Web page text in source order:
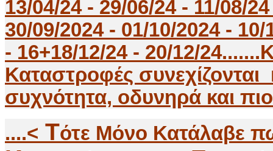
13/04/24 - 29/06/24 - 11/08/
30/09/2024 - 01/10/2024 -
- 16+18/12/24 - 20/12/
Καταστροφές
συχνότητα, οδυνηρά και
....< Τότε Μόνο Κατάλαβε